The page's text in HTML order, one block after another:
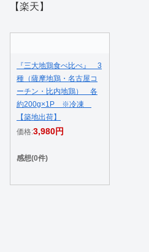
【楽天】
『三大地鶏食べ比べ』 3
種（薩摩地鶏・名古屋コ
ーチン・比内地鶏） 各
約200g×1P ※冷凍
【築地出荷】
価格:3,980円
感想(0件)